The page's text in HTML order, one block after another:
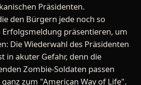
Präsidenten.
den Bürgern jede noch so
Erfolgsmeldung präsentieren, um
Die Wiederwahl des Präsidenten
in akuter Gefahr, denn die
Zombie-Soldaten passen
zum "American Way of Life".